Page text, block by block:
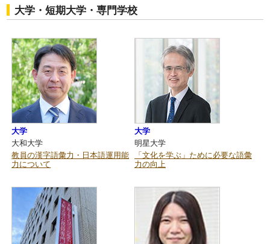
大学・短期大学・専門学校
大学
大和大学
教員の漢字語彙力・日本語運用能
力について
大学
明星大学
「文化を学ぶ」ために必要な語彙
力の向上